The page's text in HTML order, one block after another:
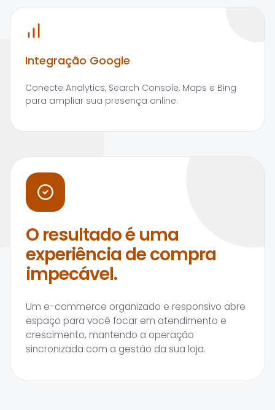
Integração Google
Conecte Analytics, Search Console, Maps e Bing
para ampliar sua presença online.
O resultado é uma
experiência de compra
impecável.
Um e-commerce organizado e responsivo abre
espaço para você focar em atendimento e
crescimento, mantendo a operação
sincronizada com a gestão da sua loja.